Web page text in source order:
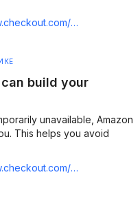
partners-with-hellofresh-to-power-global-digital-payments
build your
unavailable, Amazon
This helps you avoid
amazon-eventbridge-build-operational-resilience